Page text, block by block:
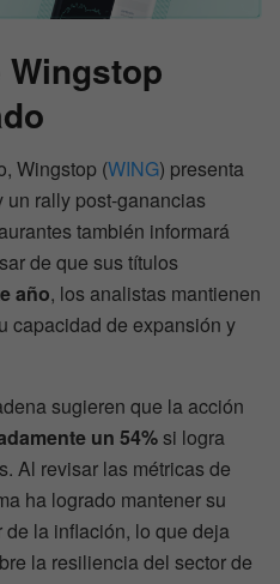
Wingstop (WING) presenta
un rally post-ganancias
también informará
de que sus títulos
año, los analistas mantienen
capacidad de expansión y
sugieren que la acción
un 54%si logra
Al revisar las métricas de
ha logrado mantener su
la inflación, lo que deja
la resiliencia del sector de